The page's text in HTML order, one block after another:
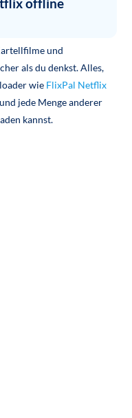
und
als du denkst. Alles,
wie FlixPal Netflix
jede Menge anderer
kannst.